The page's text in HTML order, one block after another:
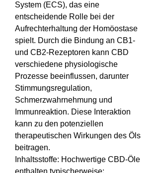
System (ECS), das eine
entscheidende Rolle bei der
Aufrechterhaltung der Homöostase
spielt. Durch die Bindung an CB1-
und CB2-Rezeptoren kann CBD
verschiedene physiologische
Prozesse beeinflussen, darunter
Stimmungsregulation,
Schmerzwahrnehmung und
Immunreaktion. Diese Interaktion
kann zu den potenziellen
therapeutischen Wirkungen des Öls
beitragen.
Inhaltsstoffe: Hochwertige CBD-Öle
enthalten typischerweise: